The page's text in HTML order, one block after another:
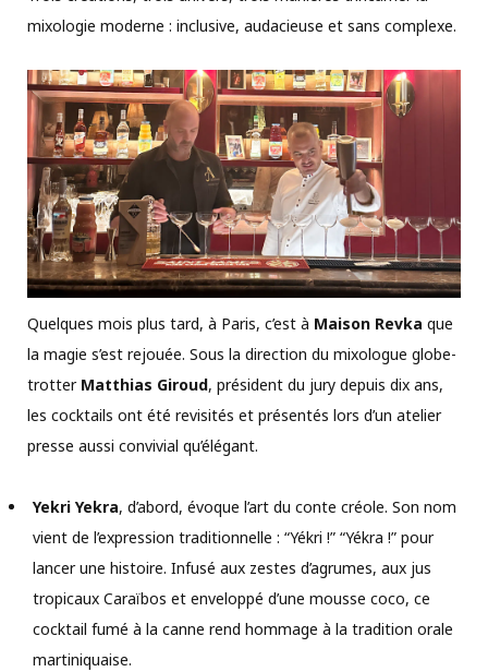
mixologie moderne : inclusive, audacieuse et sans complexe.
Quelques mois plus tard, à Paris, c’est à Maison Revka que
la magie s’est rejouée. Sous la direction du mixologue globe-
trotter Matthias Giroud, président du jury depuis dix ans,
les cocktails ont été revisités et présentés lors d’un atelier
presse aussi convivial qu’élégant.
Yekri Yekra, d’abord, évoque l’art du conte créole. Son nom
vient de l’expression traditionnelle : “Yékri !” “Yékra !” pour
lancer une histoire. Infusé aux zestes d’agrumes, aux jus
tropicaux Caraïbos et enveloppé d’une mousse coco, ce
cocktail fumé à la canne rend hommage à la tradition orale
martiniquaise.